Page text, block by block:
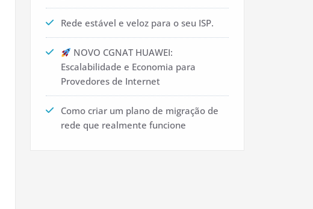
Rede estável e veloz para o seu ISP.
NOVO CGNAT HUAWEI:
Escalabilidade e Economia para
Provedores de Internet
Como criar um plano de migração de
rede que realmente funcione